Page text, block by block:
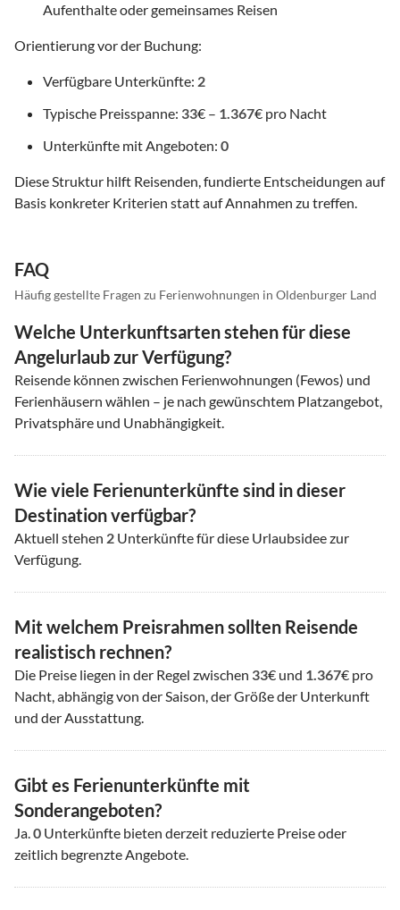
Aufenthalte oder gemeinsames Reisen
Orientierung vor der Buchung:
Verfügbare Unterkünfte: 2
Typische Preisspanne: 33€ – 1.367€ pro Nacht
Unterkünfte mit Angeboten: 0
Diese Struktur hilft Reisenden, fundierte Entscheidungen auf
Basis konkreter Kriterien statt auf Annahmen zu treffen.
FAQ
Häufig gestellte Fragen zu Ferienwohnungen in Oldenburger Land
Welche Unterkunftsarten stehen für diese
Angelurlaub zur Verfügung?
Reisende können zwischen Ferienwohnungen (Fewos) und
Ferienhäusern wählen – je nach gewünschtem Platzangebot,
Privatsphäre und Unabhängigkeit.
Wie viele Ferienunterkünfte sind in dieser
Destination verfügbar?
Aktuell stehen 2 Unterkünfte für diese Urlaubsidee zur
Verfügung.
Mit welchem Preisrahmen sollten Reisende
realistisch rechnen?
Die Preise liegen in der Regel zwischen 33€ und 1.367€ pro
Nacht, abhängig von der Saison, der Größe der Unterkunft
und der Ausstattung.
Gibt es Ferienunterkünfte mit
Sonderangeboten?
Ja.0 Unterkünfte bieten derzeit reduzierte Preise oder
zeitlich begrenzte Angebote.